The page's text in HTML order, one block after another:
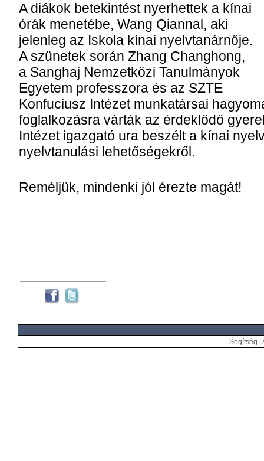
A diákok betekintést nyerhettek a kínai
órák menetébe, Wang Qiannal, aki
jelenleg az Iskola kínai nyelvtanárnője.
A szünetek során Zhang Changhong,
a Sanghaj Nemzetközi Tanulmányok
Egyetem professzora és az SZTE
Konfuciusz Intézet munkatársai
foglalkozásra várták az érdeklődő
Intézet igazgató ura beszélt a kínai
nyelvtanulási lehetőségekről.
Reméljük, mindenki jól érezte magát!
Segítség |